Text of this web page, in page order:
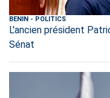
BENIN - POLITICS
L'ancien président
Sénat